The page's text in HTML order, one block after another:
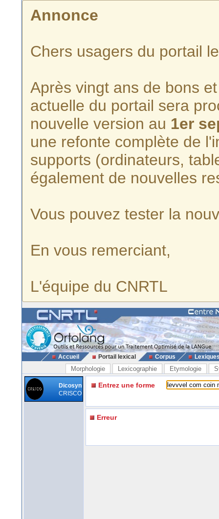
Annonce
Chers usagers du portail
Après vingt ans de bons
actuelle du portail sera
nouvelle version au 1er
une refonte complète de
supports (ordinateurs,
également de nouvelles
Vous pouvez tester la
En vous remerciant,
L'équipe du CNRTL
Accueil Portail lexical Corpus
Morphologie Lexicographie Etymologie
Dicosyn
CRISCO
Entrez une forme
Erreur